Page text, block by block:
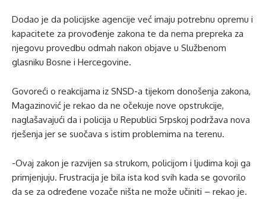
Dodao je da policijske agencije već imaju potrebnu opremu i
kapacitete za provođenje zakona te da nema prepreka za
njegovu provedbu odmah nakon objave u Službenom
glasniku Bosne i Hercegovine.
Govoreći o reakcijama iz SNSD-a tijekom donošenja zakona,
Magazinović je rekao da ne očekuje nove opstrukcije,
naglašavajući da i policija u Republici Srpskoj podržava nova
rješenja jer se suočava s istim problemima na terenu.
-Ovaj zakon je razvijen sa strukom, policijom i ljudima koji ga
primjenjuju. Frustracija je bila ista kod svih kada se govorilo
da se za određene vozače ništa ne može učiniti – rekao je.